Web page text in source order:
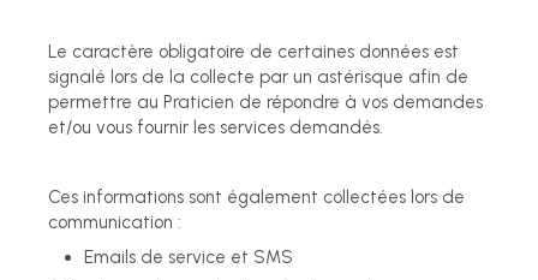
Le caractère obligatoire de certaines données est
signalé lors de la collecte par un astérisque afin de
permettre au Praticien de répondre à vos demandes
et/ou vous fournir les services demandés.
Ces informations sont également collectées lors de
communication :
Emails de service et SMS